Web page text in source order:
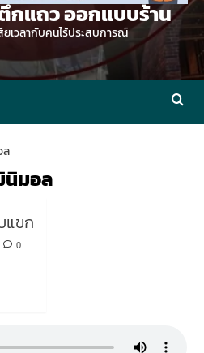
กแถว ออกแบบร้าน
สียเวลากับคนไร้ประสบการณ์
ล
นิมอล
แขก
0